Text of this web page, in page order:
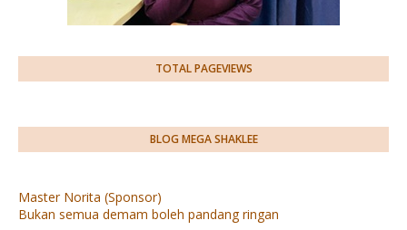
TOTAL PAGEVIEWS
BLOG MEGA SHAKLEE
Master Norita (Sponsor)
Bukan semua demam boleh pandang ringan